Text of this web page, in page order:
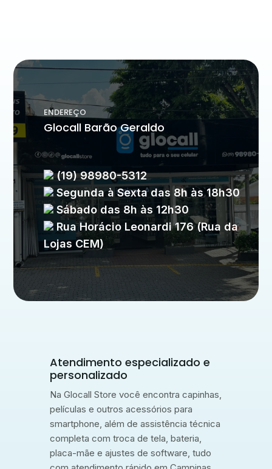
ENDEREÇO
Glocall Barão Geraldo
(19) 98980-5312
Segunda à Sexta das 8h às 18h30
Sábado das 8h às 12h30
Rua Horácio Leonardi 176 (Rua da
Lojas CEM)
Atendimento especializado e
personalizado
Na Glocall Store você encontra capinhas,
películas e outros acessórios para
smartphone, além de assistência técnica
completa com troca de tela, bateria,
placa-mãe e ajustes de software, tudo